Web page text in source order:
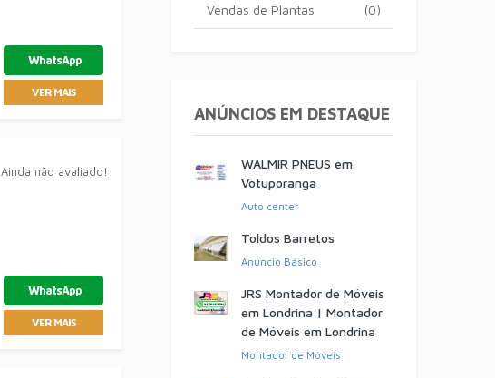
WhatsApp
VER MAIS
Ainda não avaliado!
WhatsApp
VER MAIS
(0)
Vendas de Plantas
ANÚNCIOS EM DESTAQUE
WALMIR PNEUS em
Votuporanga
Auto center
Toldos Barretos
Anúncio Básico
JRS Montador de Móveis
em Londrina | Montador
de Móveis em Londrina
Montador de Móveis